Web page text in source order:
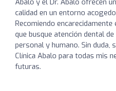
calidad en un entorno
Recomiendo encarecidamente
que busque atención dental
personal y humano. Sin duda,
Clínica Abalo para todas mis
futuras.